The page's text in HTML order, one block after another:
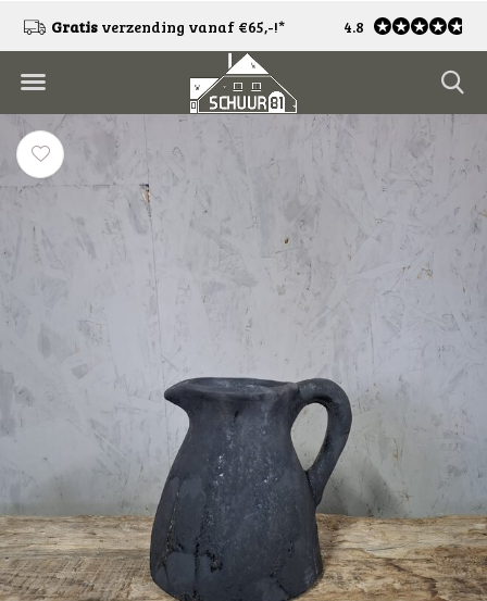
Gratis verzending vanaf €65,-!* Gratisretourneren*
4.8